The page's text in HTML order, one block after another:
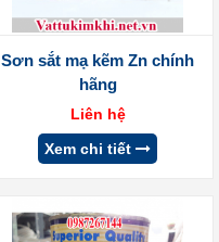
Sơn sắt mạ kẽm Zn chính
hãng
Liên hệ
Xem chi tiết